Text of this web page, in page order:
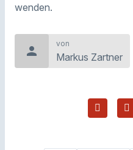
wenden.
person
von
Markus Zartner